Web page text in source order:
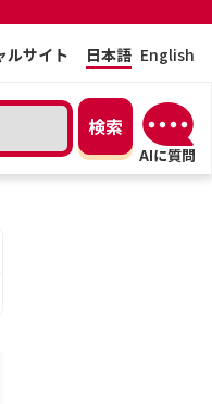
ルサイト 日本語 English